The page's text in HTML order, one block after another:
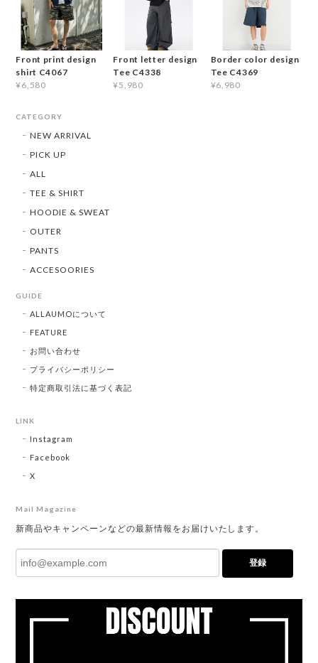
Front print design
shirt C4067
¥6,580
Front letter design
Tee C4338
¥5,980
Border color design
Tee C4369
¥6,980
CATEGORY
NEW ARRIVAL
PICK UP
ALL
TEE & SHIRT
HOODIE & SWEAT
OUTER
PANTS
ACCESOORIES
GUIDE
ALLAUMOについて
FEATURE
お問い合わせ
プライバシーポリシー
特定商取引法に基づく表記
LINK
Instagram
Facebook
X
Mail Magazine
新商品やキャンペーンなどの最新情報をお届けいたします。
登録